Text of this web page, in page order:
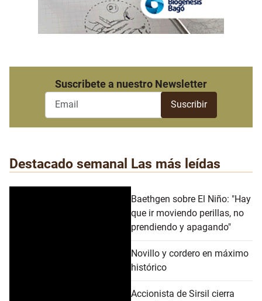
Suscribete a nuestro Newsletter
Destacado semanal Las más leídas
Baethgen sobre El Niño: "Hay
que ir moviendo perillas, no
prendiendo y apagando"
Novillo y cordero en máximo
histórico
Accionista de Sirsil cierra